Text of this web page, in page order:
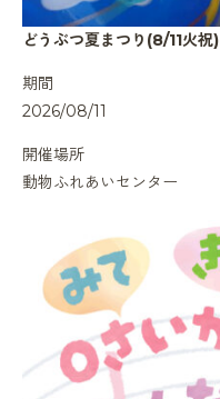
どうぶつ夏まつり(8/11火祝)
期間
2026/08/11
開催場所
動物ふれあいセンター